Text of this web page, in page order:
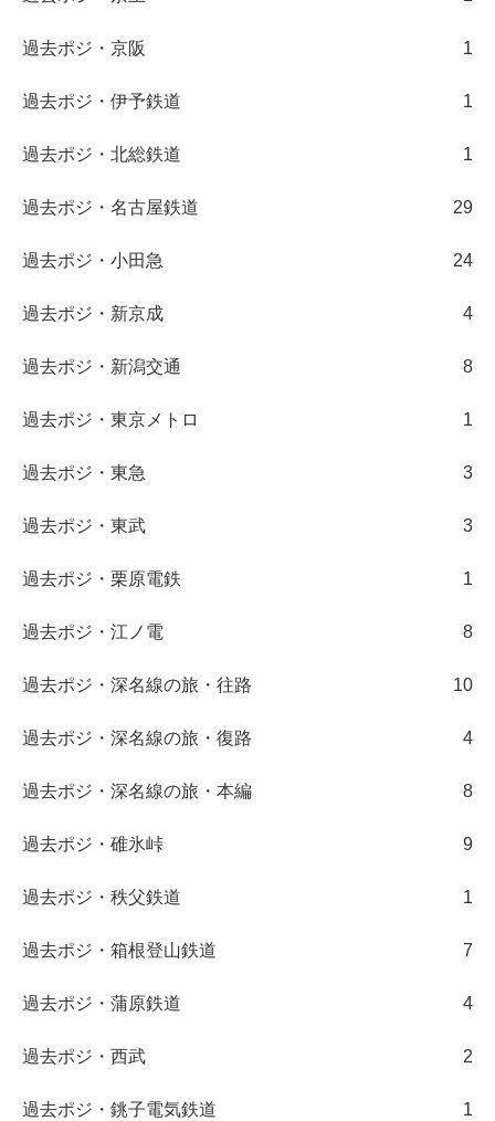
過去ポジ・京阪 1
過去ポジ・伊予鉄道 1
過去ポジ・北総鉄道 1
過去ポジ・名古屋鉄道 29
過去ポジ・小田急 24
過去ポジ・新京成 4
過去ポジ・新潟交通 8
過去ポジ・東京メトロ 1
過去ポジ・東急 3
過去ポジ・東武 3
過去ポジ・栗原電鉄 1
過去ポジ・江ノ電 8
過去ポジ・深名線の旅・往路 10
過去ポジ・深名線の旅・復路 4
過去ポジ・深名線の旅・本編 8
過去ポジ・碓氷峠 9
過去ポジ・秩父鉄道 1
過去ポジ・箱根登山鉄道 7
過去ポジ・蒲原鉄道 4
過去ポジ・西武 2
過去ポジ・銚子電気鉄道 1